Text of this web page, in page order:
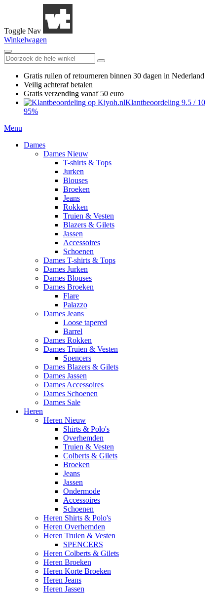
Toggle Nav
Winkelwagen
Gratis ruilen of retourneren binnen 30 dagen in Nederland
Veilig achteraf betalen
Gratis verzending vanaf 50 euro
Klantbeoordeling 9.5 / 10
95%
Menu
Dames
Dames Nieuw
T-shirts & Tops
Jurken
Blouses
Broeken
Jeans
Rokken
Truien & Vesten
Blazers & Gilets
Jassen
Accessoires
Schoenen
Dames T-shirts & Tops
Dames Jurken
Dames Blouses
Dames Broeken
Flare
Palazzo
Dames Jeans
Loose tapered
Barrel
Dames Rokken
Dames Truien & Vesten
Spencers
Dames Blazers & Gilets
Dames Jassen
Dames Accessoires
Dames Schoenen
Dames Sale
Heren
Heren Nieuw
Shirts & Polo's
Overhemden
Truien & Vesten
Colberts & Gilets
Broeken
Jeans
Jassen
Ondermode
Accessoires
Schoenen
Heren Shirts & Polo's
Heren Overhemden
Heren Truien & Vesten
SPENCERS
Heren Colberts & Gilets
Heren Broeken
Heren Korte Broeken
Heren Jeans
Heren Jassen